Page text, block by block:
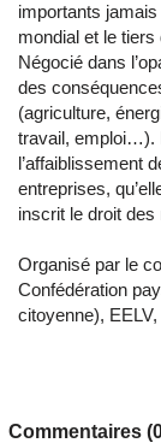
importants
mondial et le
Négocié dans
des
(agriculture,
travail, emploi…).
l’affaiblissement
entreprises,
inscrit le droit
Organisé par le
Confédération
citoyenne),
Commentaires